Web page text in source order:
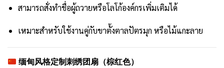
สามารถสั่งทำชื่อผู้ถวายหรือโลโก้องค์กรเพิ่มเติมได้
เหมาะสำหรับใช้งานคู่กับขาตั้งตาลปัตรมุก หรือไม้แกะลาย
缅甸风格定制刺绣团扇（棕红色）